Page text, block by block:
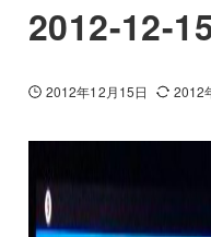
2012-12-
2012年12月15日 2012